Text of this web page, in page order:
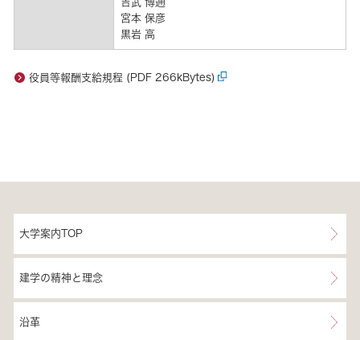
吉武 博通
宮本 保彦
黒岩 高
役員等報酬支給規程 (PDF 266kBytes)
大学案内TOP
建学の精神と理念
沿革